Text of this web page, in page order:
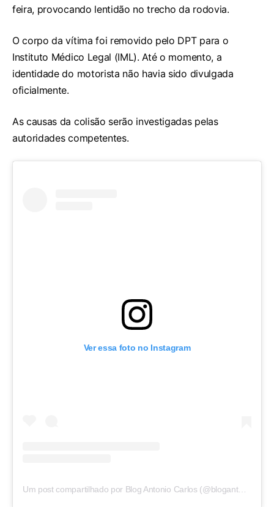
feira, provocando lentidão no trecho da rodovia.
O corpo da vítima foi removido pelo DPT para o
Instituto Médico Legal (IML). Até o momento, a
identidade do motorista não havia sido divulgada
oficialmente.
As causas da colisão serão investigadas pelas
autoridades competentes.
Ver essa foto no Instagram
Um post compartilhado por Blog Antonio Carlos (@blogantoniocarlos)